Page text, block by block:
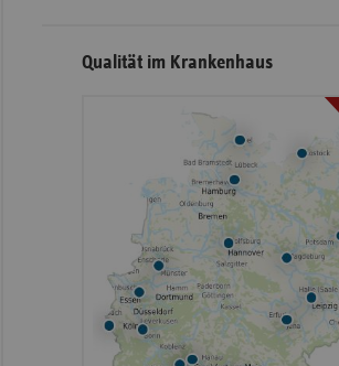
Qualität im Krankenhaus